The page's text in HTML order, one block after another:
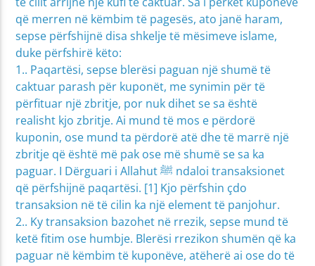
që merren në këmbim të pagesës, ato janë haram,
sepse përfshijnë disa shkelje të mësimeve islame,
duke përfshirë këto:
1.. Paqartësi, sepse blerësi paguan një shumë të
caktuar parash për kuponët, me synimin për të
përfituar një zbritje, por nuk dihet se sa është
realisht kjo zbritje. Ai mund të mos e përdorë
kuponin, ose mund ta përdorë atë dhe të marrë një
zbritje që është më pak ose më shumë se sa ka
paguar. I Dërguari i Allahut ﷺ ndaloi transaksionet
që përfshijnë paqartësi. [1] Kjo përfshin çdo
transaksion në të cilin ka një element të panjohur.
2.. Ky transaksion bazohet në rrezik, sepse mund të
ketë fitim ose humbje. Blerësi rrezikon shumën që ka
paguar në këmbim të kuponëve, atëherë ai ose do të